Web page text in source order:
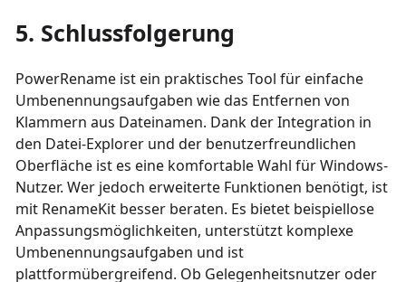
5. Schlussfolgerung
PowerRename ist ein praktisches Tool für einfache
Umbenennungsaufgaben wie das Entfernen von
Klammern aus Dateinamen. Dank der Integration in
den Datei-Explorer und der benutzerfreundlichen
Oberfläche ist es eine komfortable Wahl für Windows-
Nutzer. Wer jedoch erweiterte Funktionen benötigt, ist
mit RenameKit besser beraten. Es bietet beispiellose
Anpassungsmöglichkeiten, unterstützt komplexe
Umbenennungsaufgaben und ist
plattformübergreifend. Ob Gelegenheitsnutzer oder